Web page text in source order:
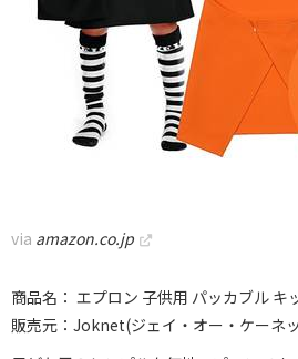
via amazon.co.jp
商品名： エプロン 子供用 パッカブル キ
販売元：Joknet(ジェイ・オー・ケーネ